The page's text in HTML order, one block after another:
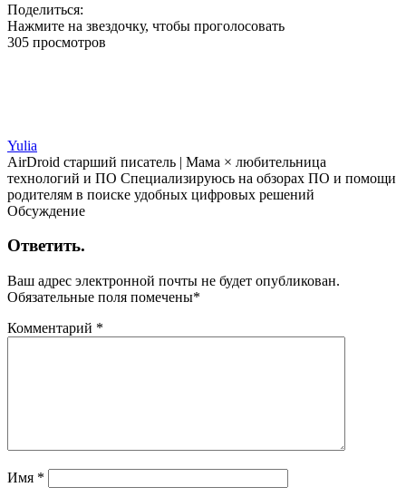
Поделиться:
Нажмите на звездочку, чтобы проголосовать
305 просмотров
Yulia
AirDroid старший писатель | Мама × любительница
технологий и ПО Специализируюсь на обзорах ПО и помощи
родителям в поиске удобных цифровых решений
Обсуждение
Ответить.
Ваш адрес электронной почты не будет опубликован.
Обязательные поля помечены*
Комментарий *
Имя *